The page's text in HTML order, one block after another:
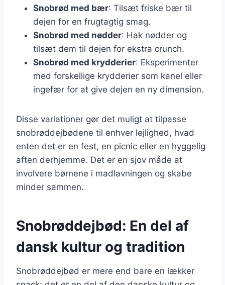
Snobrød med bær: Tilsæt friske bær til
dejen for en frugtagtig smag.
Snobrød med nødder: Hak nødder og
tilsæt dem til dejen for ekstra crunch.
Snobrød med krydderier: Eksperimenter
med forskellige krydderier som kanel eller
ingefær for at give dejen en ny dimension.
Disse variationer gør det muligt at tilpasse
snobrøddejbødene til enhver lejlighed, hvad
enten det er en fest, en picnic eller en hyggelig
aften derhjemme. Det er en sjov måde at
involvere børnene i madlavningen og skabe
minder sammen.
Snobrøddejbød: En del af
dansk kultur og tradition
Snobrøddejbød er mere end bare en lækker